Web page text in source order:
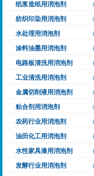
纸浆造纸用消泡剂
纺织印染用消泡剂
水处理用消泡剂
涂料油墨用消泡剂
电路板清洗用消泡剂
工业清洗用消泡剂
金属切削液用消泡剂
粘合剂用消泡剂
农药行业用消泡剂
油田化工用消泡剂
水性家具漆用消泡剂
发酵行业用消泡剂